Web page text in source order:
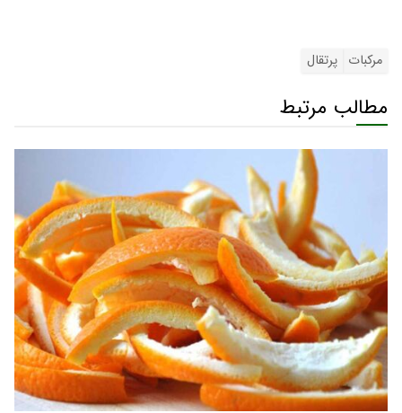
مرکبات پرتقال
مطالب مرتبط